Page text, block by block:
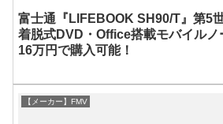
富士通『LIFEBOOK SH90/T』第5
着脱式DVD・Office搭載モバイルノ
16万円で購入可能！
【メーカー】FMV